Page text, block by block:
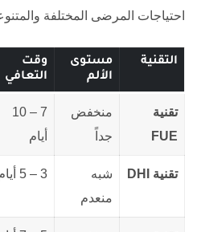
احتياجات المرضى المختلفة
التقنية
مستوى
الألم
وقت
التعافي
تقنية
FUE
منخفض
جداً
7 – 10
أيام
تقنية DHI
شبه
منعدم
3 – 5 أيام